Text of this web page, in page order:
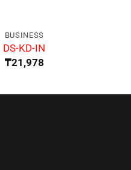
BUSINESS
DS-KD-IN
₸21,978